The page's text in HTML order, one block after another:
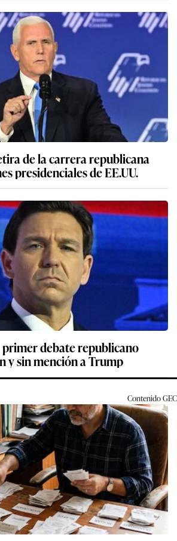
de la carrera republicana
presidenciales de EE.UU.
primer debate republicano
y sin mención a Trump
ContenidoGEC